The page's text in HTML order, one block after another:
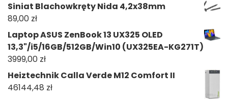
Siniat Blachowkręty Nida 4,2x38mm
89,00 zł
Laptop ASUS ZenBook 13 UX325 OLED
13,3"/i5/16GB/512GB/Win10 (UX325EA-KG271T)
3999,00 zł
Heiztechnik Calla Verde M12 Comfort II
46144,48 zł